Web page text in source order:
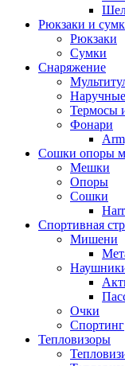
Рюкзаки и
Рюкзаки
Сумки
Снаряжение
Термосы
Фонари
Сошки опоры
Мешки
Опоры
Сошки
Спортивная
Мишени
Очки
Спортинг
Тепловизоры